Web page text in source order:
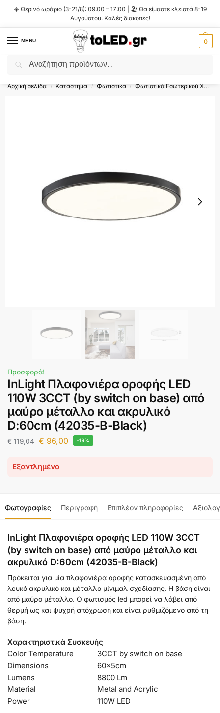
☀️ Θερινό ωράριο (3-21/8): 09:00 – 17:00 | 🏖️ Θα είμαστε κλειστά 8-19
Αυγούστου. Καλές διακοπές!
MENU 0
Flash Sale ⚡ 10% Έκπτωση με τον κωδικό
Αρχική σελίδα / Κατάστημα / Φωτιστικά / Φωτιστικά Εσωτερικού Χώρου
Προσφορά!
InLight Πλαφονιέρα οροφής LED
110W 3CCT (by switch on base) από
μαύρο μέταλλο και ακρυλικό
D:60cm (42035-B-Black)
€119,04 € 96,00 -19%
Εξαντλημένο
Φωτογραφίες Περιγραφή Επιπλέον πληροφορίες
InLight Πλαφονιέρα οροφής LED 110W 3CCT
(by switch on base) από μαύρο μέταλλο και
ακρυλικό D:60cm (42035-B-Black)
Πρόκειται για μία πλαφονιέρα οροφής κατασκευασμένη από
λευκό ακρυλικό και μέταλλο μίνιμαλ σχεδίασης. Η βάση είναι
από μαύρο μέταλλο. Ο φωτισμός led μπορεί να λάβει από
θερμή ως και ψυχρή απόχρωση και είναι ρυθμιζόμενο από τη
βάση.
Χαρακτηριστικά Συσκευής
Color Temperature
3CCT by switch on base
Dimensions
60x5cm
Lumens
8800 Lm
Material
Metal and Acrylic
Power
110W LED